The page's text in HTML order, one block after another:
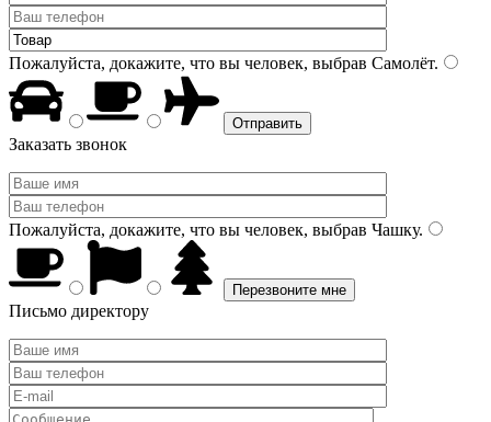
Пожалуйста, докажите, что вы человек, выбрав Самолёт.
Заказать звонок
Пожалуйста, докажите, что вы человек, выбрав Чашку.
Письмо директору